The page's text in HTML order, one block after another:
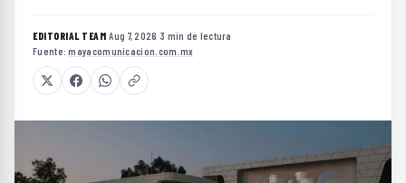
EDITORIAL TEAM·Aug 7, 2026 ·3 min de lectura ·
Fuente:mayacomunicacion.com.mx